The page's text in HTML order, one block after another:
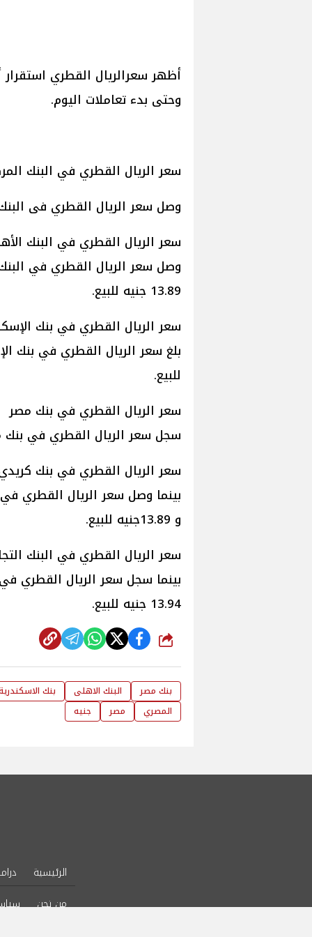
أظهر سعرالريال القطري
وحتى بدء تعاملات اليوم.
سعر الريال القطري في البنك
وصل سعر الريال القطري فى البنك المركزى 12.82 جنيه للشراء
سعر الريال القطري في البنك
13.89 جنيه للبيع.
سعر الريال القطري في بنك
للبيع.
سعر الريال القطري في بنك مصر
سجل سعر الريال القطري في بنك مصر نحو 12.94 جنيه للشراء، و
سعر الريال القطري في بنك
و 13.89جنيه للبيع.
سعر الريال القطري في البنك
13.94 جنيه للبيع.
شارك
بنك مصر البنك الاهلى
بنك
المصري
مصر جنيه
الرئيسية
من نحن